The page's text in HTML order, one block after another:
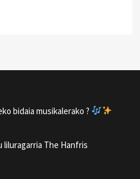
bidaia musikalerako ?
liluragarria The Hanfris